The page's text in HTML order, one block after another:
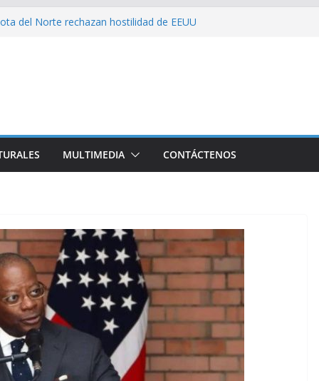
del Norte rechazan hostilidad de EEUU
y rebaja relación diplomática con
MULTIMEDIA CONTÁCTENOS